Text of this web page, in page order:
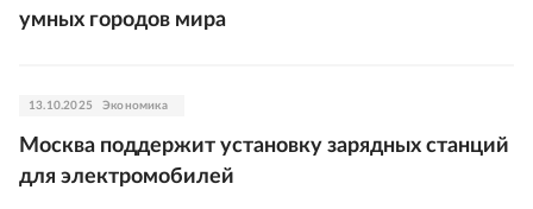
умных городов мира
13.10.2025 Экономика
Москва поддержит установку зарядных станций
для электромобилей